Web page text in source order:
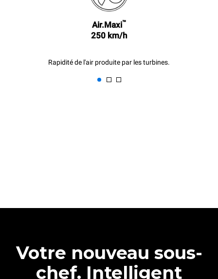
Air.Maxi™
250 km/h
Rapidité de l'air produite par les turbines.
Votre nouveau sous-
chef. Intelligent